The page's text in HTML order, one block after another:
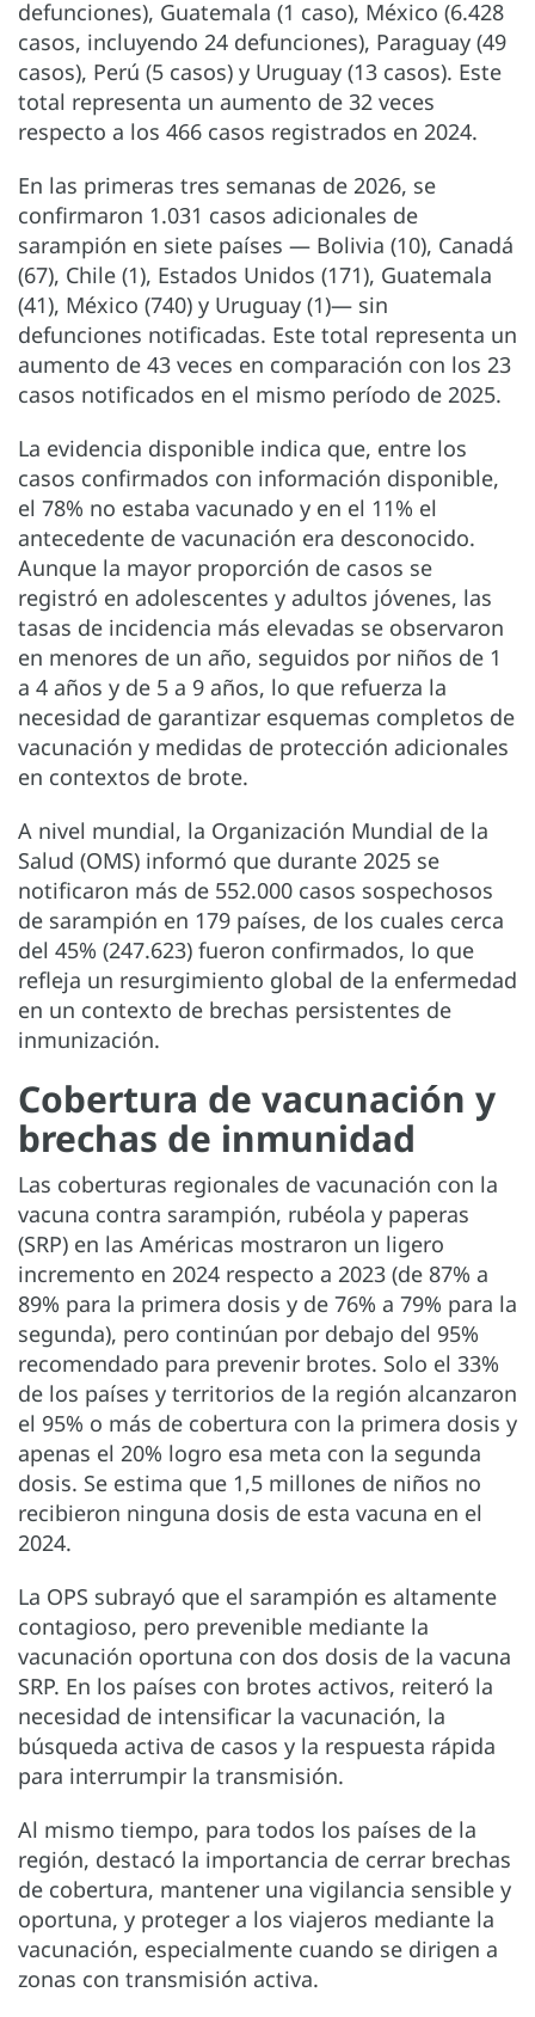
defunciones), Guatemala (1 caso), México (6.428
casos, incluyendo 24 defunciones), Paraguay (49
casos), Perú (5 casos) y Uruguay (13 casos). Este
total representa un aumento de 32 veces
respecto a los 466 casos registrados en 2024.
En las primeras tres semanas de 2026, se
confirmaron 1.031 casos adicionales de
sarampión en siete países — Bolivia (10), Canadá
(67), Chile (1), Estados Unidos (171), Guatemala
(41), México (740) y Uruguay (1)— sin
defunciones notificadas. Este total representa un
aumento de 43 veces en comparación con los 23
casos notificados en el mismo período de 2025.
La evidencia disponible indica que, entre los
casos confirmados con información disponible,
el 78% no estaba vacunado y en el 11% el
antecedente de vacunación era desconocido.
Aunque la mayor proporción de casos se
registró en adolescentes y adultos jóvenes, las
tasas de incidencia más elevadas se observaron
en menores de un año, seguidos por niños de 1
a 4 años y de 5 a 9 años, lo que refuerza la
necesidad de garantizar esquemas completos de
vacunación y medidas de protección adicionales
en contextos de brote.
A nivel mundial, la Organización Mundial de la
Salud (OMS) informó que durante 2025 se
notificaron más de 552.000 casos sospechosos
de sarampión en 179 países, de los cuales cerca
del 45% (247.623) fueron confirmados, lo que
refleja un resurgimiento global de la enfermedad
en un contexto de brechas persistentes de
inmunización.
Cobertura de vacunación y
brechas de inmunidad
Las coberturas regionales de vacunación con la
vacuna contra sarampión, rubéola y paperas
(SRP) en las Américas mostraron un ligero
incremento en 2024 respecto a 2023 (de 87% a
89% para la primera dosis y de 76% a 79% para la
segunda), pero continúan por debajo del 95%
recomendado para prevenir brotes. Solo el 33%
de los países y territorios de la región alcanzaron
el 95% o más de cobertura con la primera dosis y
apenas el 20% logro esa meta con la segunda
dosis. Se estima que 1,5 millones de niños no
recibieron ninguna dosis de esta vacuna en el
2024.
La OPS subrayó que el sarampión es altamente
contagioso, pero prevenible mediante la
vacunación oportuna con dos dosis de la vacuna
SRP. En los países con brotes activos, reiteró la
necesidad de intensificar la vacunación, la
búsqueda activa de casos y la respuesta rápida
para interrumpir la transmisión.
Al mismo tiempo, para todos los países de la
región, destacó la importancia de cerrar brechas
de cobertura, mantener una vigilancia sensible y
oportuna, y proteger a los viajeros mediante la
vacunación, especialmente cuando se dirigen a
zonas con transmisión activa.